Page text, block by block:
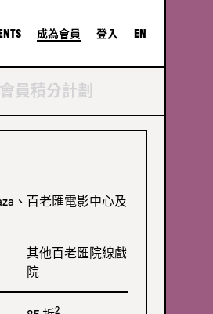
成為會員 登入 En
會員積分計劃
、百老匯電影中心及
其他百老匯院線戲
院
2